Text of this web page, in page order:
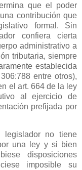
que el poder
contribución que
formal. Sin
confiera cierta
administrativo a
tributaria, siempre
establecida
entre otros),
el art. 664 de la ley
al ejercicio de
prefijada por
legislador no tiene
una ley y si bien
disposiciones
imposible su